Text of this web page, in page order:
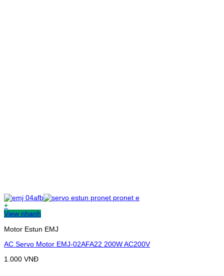
+
View nhanh
Motor Estun EMJ
AC Servo Motor EMJ-02AFA22 200W AC200V
1.000 VNĐ